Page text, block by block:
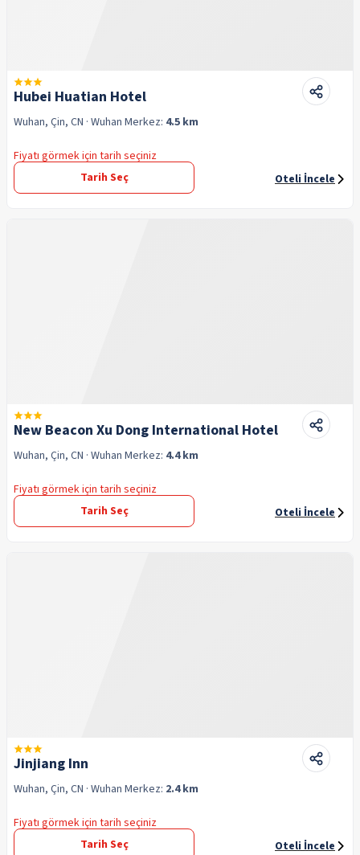
Hubei Huatian Hotel
Wuhan, Çin, CN · Wuhan Merkez: 4.5 km
Fiyatı görmek için tarih seçiniz
Tarih Seç
Oteli İncele
New Beacon Xu Dong International Hotel
Wuhan, Çin, CN · Wuhan Merkez: 4.4 km
Fiyatı görmek için tarih seçiniz
Tarih Seç
Oteli İncele
Jinjiang Inn
Wuhan, Çin, CN · Wuhan Merkez: 2.4 km
Fiyatı görmek için tarih seçiniz
Tarih Seç
Oteli İncele